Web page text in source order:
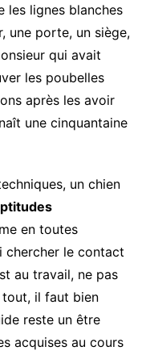
les lignes blanches
une porte, un siège,
qui avait
les poubelles
après les avoir
une cinquantaine
un chien
en toutes
chercher le contact
au travail, ne pas
il faut bien
reste un être
acquises au cours